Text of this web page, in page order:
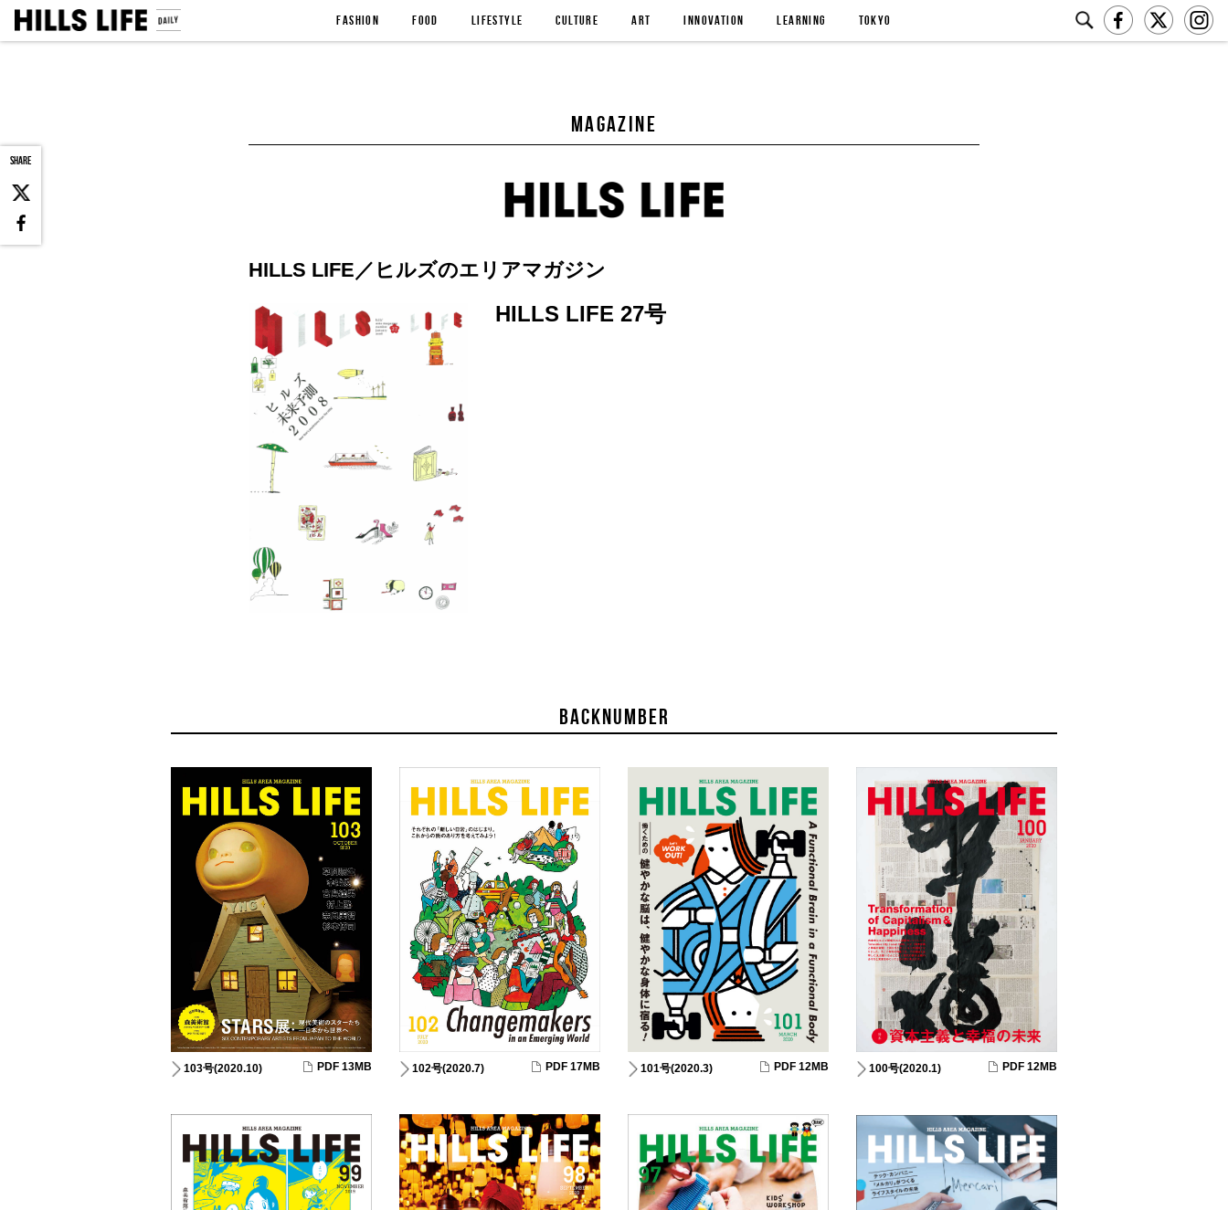
FASHION FOOD LIFESTYLE CULTURE ART INNOVATION LEARNING TOKYO
SHARE
MAGAZINE
HILLS LIFE／ヒルズのエリアマガジン
HILLS LIFE 27号
BACKNUMBER
103号(2020.10) PDF 13MB 102号(2020.7) PDF 17MB 101号(2020.3) PDF 12MB 100号(2020.1) PDF 12MB